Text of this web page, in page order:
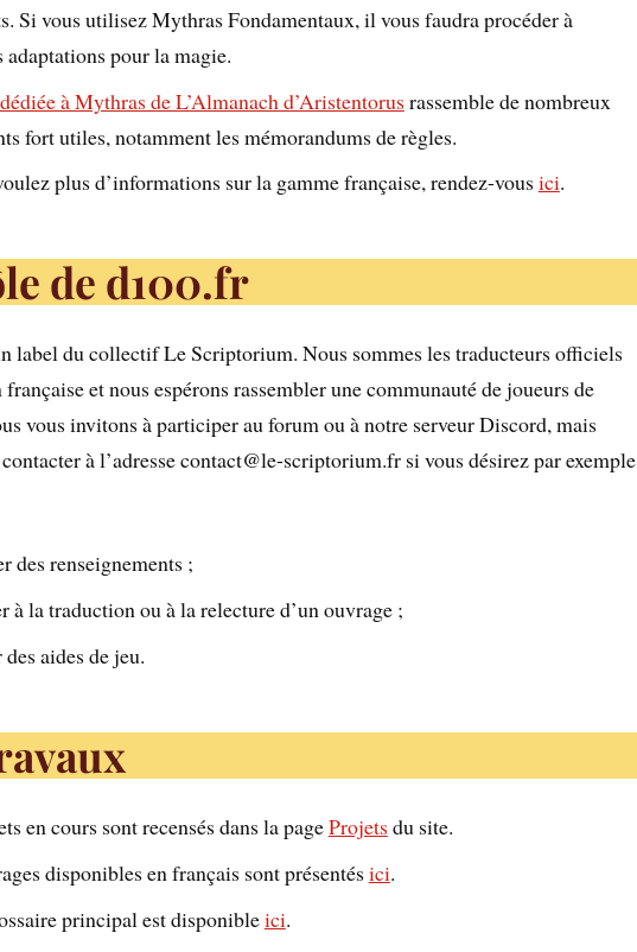
Si vous utilisez Mythras Fondamentaux, il vous faudra procéder à
adaptations pour la magie.
à Mythras de L’Almanach d’Aristentorus rassemble de nombreux
fort utiles, notamment les mémorandums de règles.
plus d’informations sur la gamme française, rendez-vousici.
de d100.fr
label du collectif Le Scriptorium. Nous sommes les traducteurs officiels
et nous espérons rassembler une communauté de joueurs de
vous invitons à participer au forum ou à notre serveur Discord, mais
à l’adresse contact@le-scriptorium.fr si vous désirez par exemple
des renseignements ;
à la traduction ou à la relecture d’un ouvrage ;
aides de jeu.
en cours sont recensés dans la pageProjets du site.
disponibles en français sont présentésici.
principal est disponibleici.